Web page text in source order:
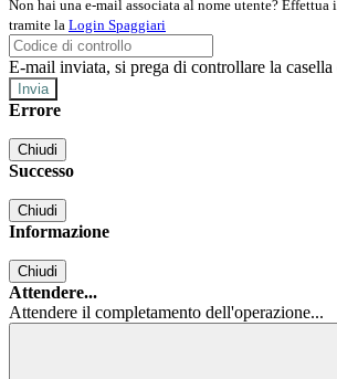
Non hai una e-mail associata al nome utente? Effettua
tramite la Login Spaggiari
E-mail inviata, si prega di controllare la
Errore
Chiudi
Successo
Chiudi
Informazione
Chiudi
Attendere...
Attendere il completamento dell'operazione...